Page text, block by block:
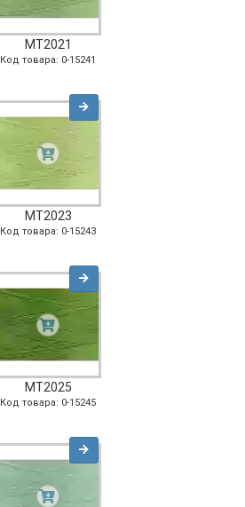
MT2021
Код товара: 0-15241
MT2023
Код товара: 0-15243
MT2025
Код товара: 0-15245